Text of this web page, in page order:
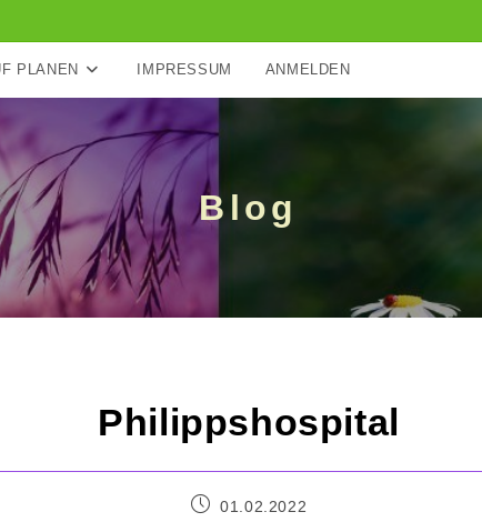
PLANEN IMPRESSUM ANMELDEN
Blog
Philippshospital
Beitrag01.02.2022